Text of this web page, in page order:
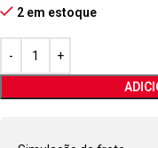
2 em estoque